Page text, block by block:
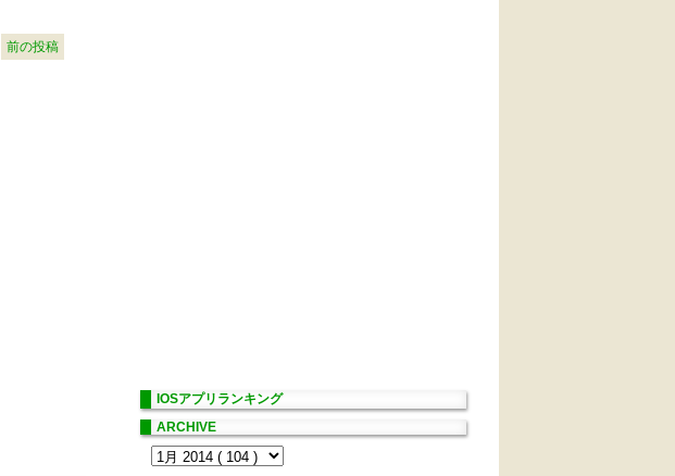
前の投稿
IOSアプリランキング
ARCHIVE